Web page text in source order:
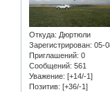
Откуда: Дюртюли
Зарегистрирован: 05-
Приглашений: 0
Сообщений: 561
Уважение: [+14/-1]
Позитив: [+36/-1]